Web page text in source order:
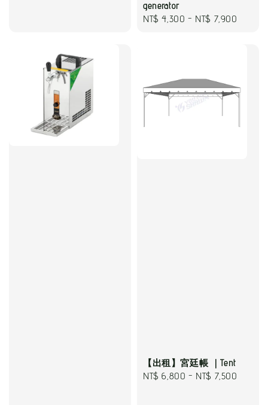
generator
Regular
NT$ 4,300 - NT$ 7,900
【出租】宮廷帳 ｜Tent
Regular
NT$ 6,800 - NT$ 7,500